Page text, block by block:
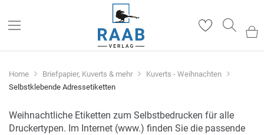
Home Briefpapier, Kuverts & mehr
Kuverts - Weihnachten
Selbstklebende Adressetiketten
Weihnachtliche Etiketten zum Selbstbedrucken für alle
Druckertypen. Im Internet (www.) finden Sie die passende